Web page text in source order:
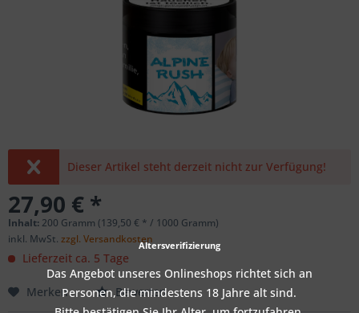
Dieser Artikel steht derzeit nicht zur Verfügung!
27,90 € *
Inhalt: 200 Gramm (139,50 € * / 1000 Gramm)
inkl. MwSt. zzgl. Versandkosten
Lieferzeit ca. 5 Tage
Merken Bewerten
Altersverifizierung
Das Angebot unseres Onlineshops richtet sich an
Personen, die mindestens 18 Jahre alt sind.